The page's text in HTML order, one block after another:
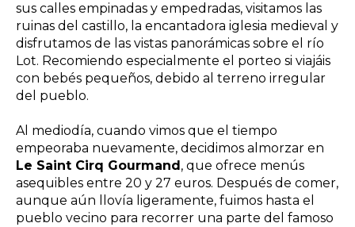
sus calles empinadas y empedradas, visitamos las
ruinas del castillo, la encantadora iglesia medieval y
disfrutamos de las vistas panorámicas sobre el río
Lot. Recomiendo especialmente el porteo si viajáis
con bebés pequeños, debido al terreno irregular
del pueblo.
Al mediodía, cuando vimos que el tiempo
empeoraba nuevamente, decidimos almorzar en
Le Saint Cirq Gourmand , que ofrece menús
asequibles entre 20 y 27 euros. Después de comer,
aunque aún llovía ligeramente, fuimos hasta el
pueblo vecino para recorrer una parte del famoso